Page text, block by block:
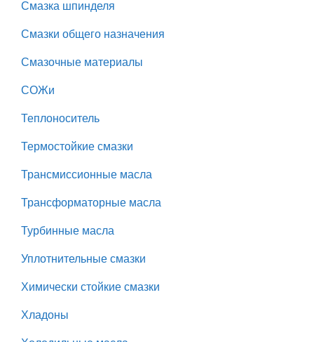
Смазка шпинделя
Смазки общего назначения
Смазочные материалы
СОЖи
Теплоноситель
Термостойкие смазки
Трансмиссионные масла
Трансформаторные масла
Турбинные масла
Уплотнительные смазки
Химически стойкие смазки
Хладоны